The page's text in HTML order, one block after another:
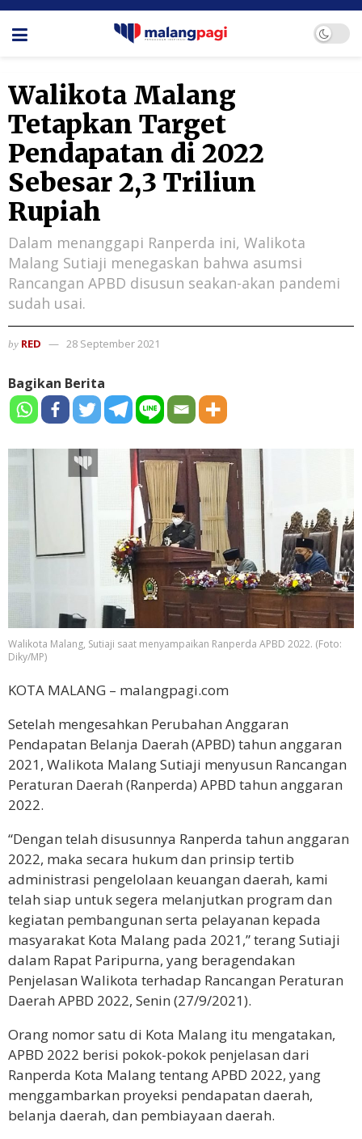
Walikota Malang
Tetapkan Target
Pendapatan di 2022
Sebesar 2,3 Triliun
Rupiah
Dalam menanggapi Ranperda ini, Walikota
Malang Sutiaji menegaskan bahwa asumsi
Rancangan APBD disusun seakan-akan pandemi
sudah usai.
by RED 28 September 2021
Bagikan Berita
Walikota Malang, Sutiaji saat menyampaikan Ranperda APBD 2022. (Foto:
Diky/MP)
KOTA MALANG – malangpagi.com
Setelah mengesahkan Perubahan Anggaran
Pendapatan Belanja Daerah (APBD) tahun anggaran
2021, Walikota Malang Sutiaji menyusun Rancangan
Peraturan Daerah (Ranperda) APBD tahun anggaran
2022.
“Dengan telah disusunnya Ranperda tahun anggaran
2022, maka secara hukum dan prinsip tertib
administrasi pengelolaan keuangan daerah, kami
telah siap untuk segera melanjutkan program dan
kegiatan pembangunan serta pelayanan kepada
masyarakat Kota Malang pada 2021,” terang Sutiaji
dalam Rapat Paripurna, yang beragendakan
Penjelasan Walikota terhadap Rancangan Peraturan
Daerah APBD 2022, Senin (27/9/2021).
Orang nomor satu di Kota Malang itu mengatakan,
APBD 2022 berisi pokok-pokok penjelasan dari
Ranperda Kota Malang tentang APBD 2022, yang
menggambarkan proyeksi pendapatan daerah,
belanja daerah, dan pembiayaan daerah.